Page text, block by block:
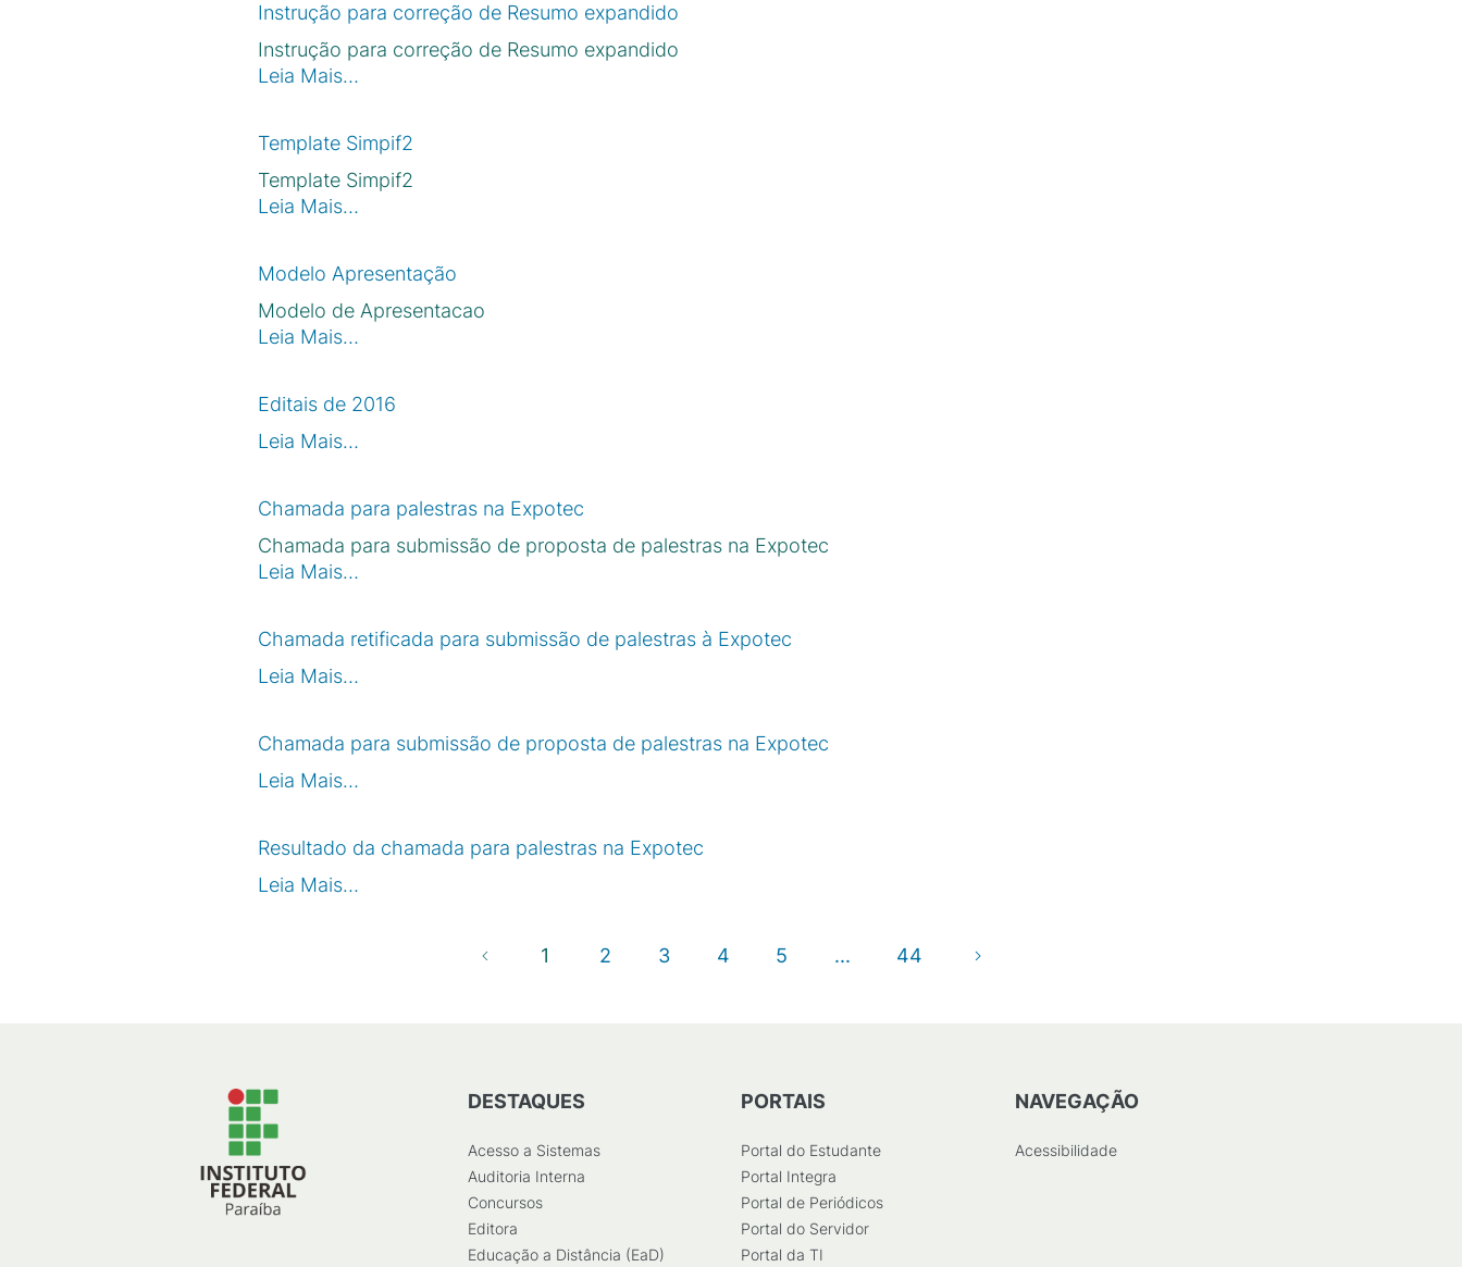
Instrução para correção de Resumo expandido
Instrução para correção de Resumo expandido
Leia Mais…
Template Simpif2
Template Simpif2
Leia Mais…
Modelo Apresentação
Modelo de Apresentacao
Leia Mais…
Editais de 2016
Leia Mais…
Chamada para palestras na Expotec
Chamada para submissão de proposta de palestras na Expotec
Leia Mais…
Chamada retificada para submissão de palestras à Expotec
Leia Mais…
Chamada para submissão de proposta de palestras na Expotec
Leia Mais…
Resultado da chamada para palestras na Expotec
Leia Mais…
1 2 3 4 5 ... 44
DESTAQUES
Acesso a Sistemas
Auditoria Interna
Concursos
Editora
Educação a Distância (EaD)
PORTAIS
Portal do Estudante
Portal Integra
Portal de Periódicos
Portal do Servidor
Portal da TI
NAVEGAÇÃO
Acessibilidade